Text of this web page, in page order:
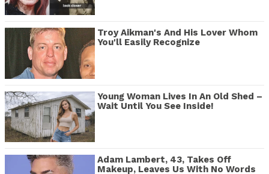
Troy Aikman's And His Lover Whom
You'll Easily Recognize
Young Woman Lives In An Old Shed –
Wait Until You See Inside!
Adam Lambert, 43, Takes Off
Makeup, Leaves Us With No Words